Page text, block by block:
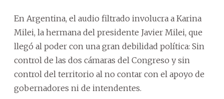
En Argentina, el audio filtrado involucra a Karina
Milei, la hermana del presidente Javier Milei, que
llegó al poder con una gran debilidad política: Sin
control de las dos cámaras del Congreso y sin
control del territorio al no contar con el apoyo de
gobernadores ni de intendentes.